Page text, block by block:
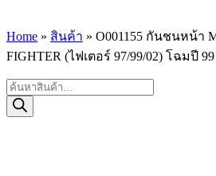
Home » สินค้า » O001155 กันชนหน้า
FIGHTER (ไฟเตอร์ 97/99/02) โฉมปี 99
Products
search